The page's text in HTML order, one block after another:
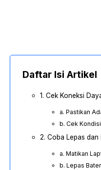
Daftar Isi Artikel
1. Cek Koneksi
a. Pastikan
b. Cek
2. Coba Lepas dan
a. Matikan
b. Lepas